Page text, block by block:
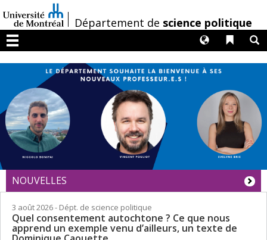
au
contenu
/Département de science politique
Menu
Liens
Langues
NOUVELLES
3 août 2026- Dépt. de science politique
Quel consentement autochtone ? Ce que nous
apprend un exemple venu d’ailleurs, un texte de